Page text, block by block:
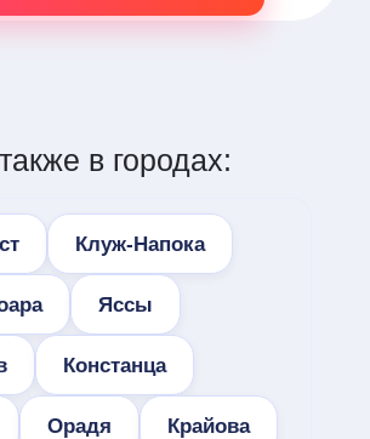
в городах:
Клуж-Напока
Яссы
Констанца
Орадя Крайова